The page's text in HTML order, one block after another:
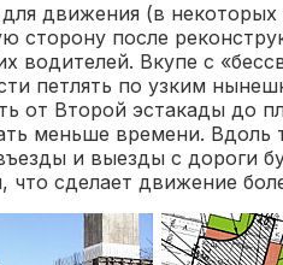
движения (в некоторых
сторону после
водителей. Вкупе с
петлять по узким
от Второй эстакады до
меньше времени. Вдоль
и выезды с дороги
что сделает движение